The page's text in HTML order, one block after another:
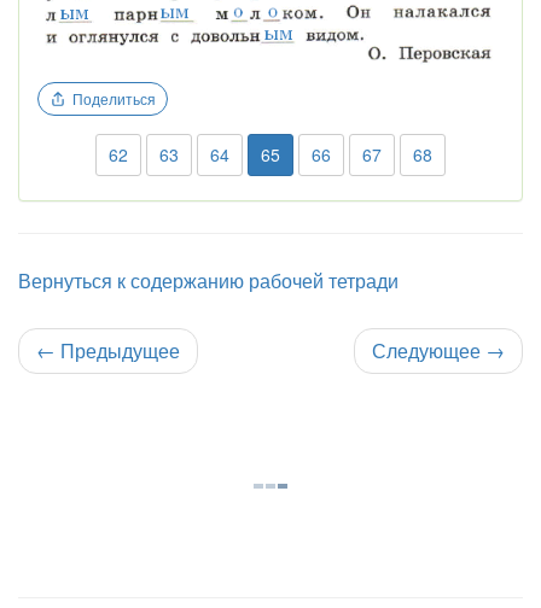
Поделиться
62 63 64 65 66 67 68
Вернуться к содержанию рабочей тетради
← Предыдущее Следующее →